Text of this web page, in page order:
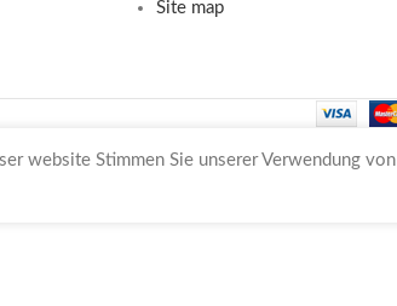
Site map
website Stimmen Sie unserer Verwendung von